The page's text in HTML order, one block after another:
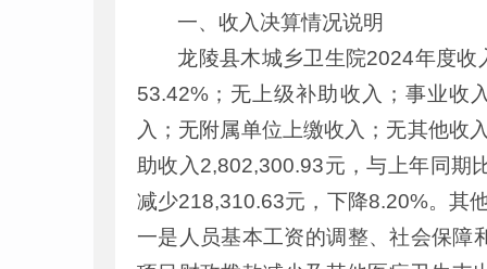
一、收入决算情况说明
龙陵县木城乡卫生院2024年度
53.42%；无上级补助收入；事业收
入；无附属单位上缴收入；无其他收
助收入2,802,300.93元，与上年同期
减少218,310.63元，下降8.20%。其
一是人员基本工资的调整、社会保障